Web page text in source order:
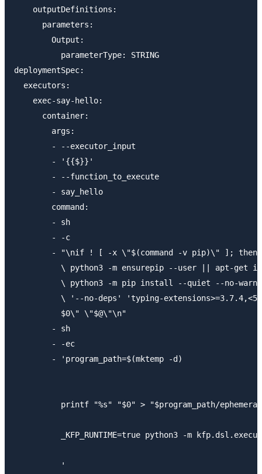
    outputDefinitions:
      parameters:
        Output:
          parameterType: STRING
deploymentSpec:
  executors:
    exec-say-hello:
      container:
        args:
        - --executor_input
        - '{{$}}'
        - --function_to_execute
        - say_hello
        command:
        - sh
        - -c
- "\nif ! [ -x \"$(command -v pip)\" ];
\ python3 -m ensurepip --user || apt-get
\ python3 -m pip install --quiet --no-
\ '--no-deps' 'typing-
          $0\" \"$@\"\n"
        - sh
        - -ec
        - 'program_path=$(mktemp -d)
printf "%s" "$0" > "$program_path/
_KFP_RUNTIME=true python3 -m
          '